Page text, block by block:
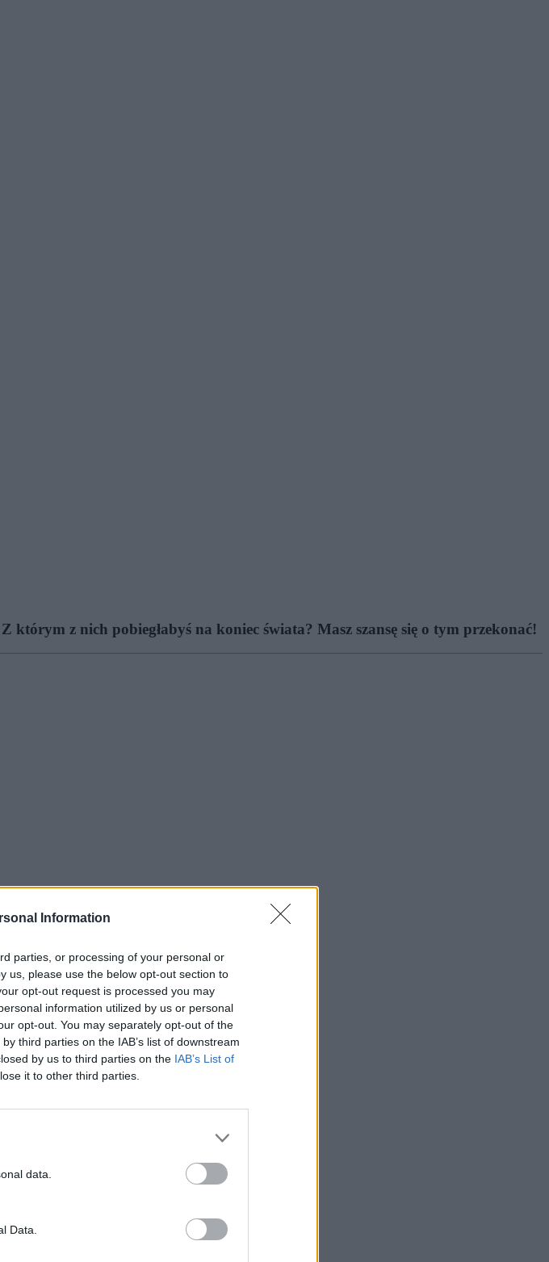
Information
parties, or processing of your personal or
us, please use the below opt-out section to
opt-out request is processed you may
information utilized by us or personal
opt-out. You may separately opt-out of the
third parties on the IAB’s list of downstream
by us to third parties on the IAB’s List of
it to other third parties.
data.
Data.
z nich pobiegłabyś na koniec świata? Masz szansę się o tym przekonać!